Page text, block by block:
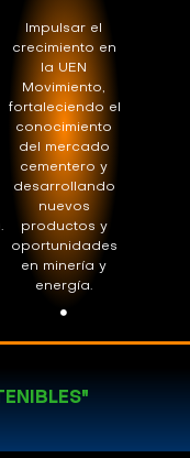
Impulsar el
crecimiento en
la UEN
Movimiento,
fortaleciendo el
conocimiento
del mercado
cementero y
desarrollando
nuevos
productos y
oportunidades
en minería y
energía.